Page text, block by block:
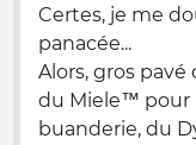
Certes, je me
panacée...
Alors, gros
du Miele™ pour
buanderie, du